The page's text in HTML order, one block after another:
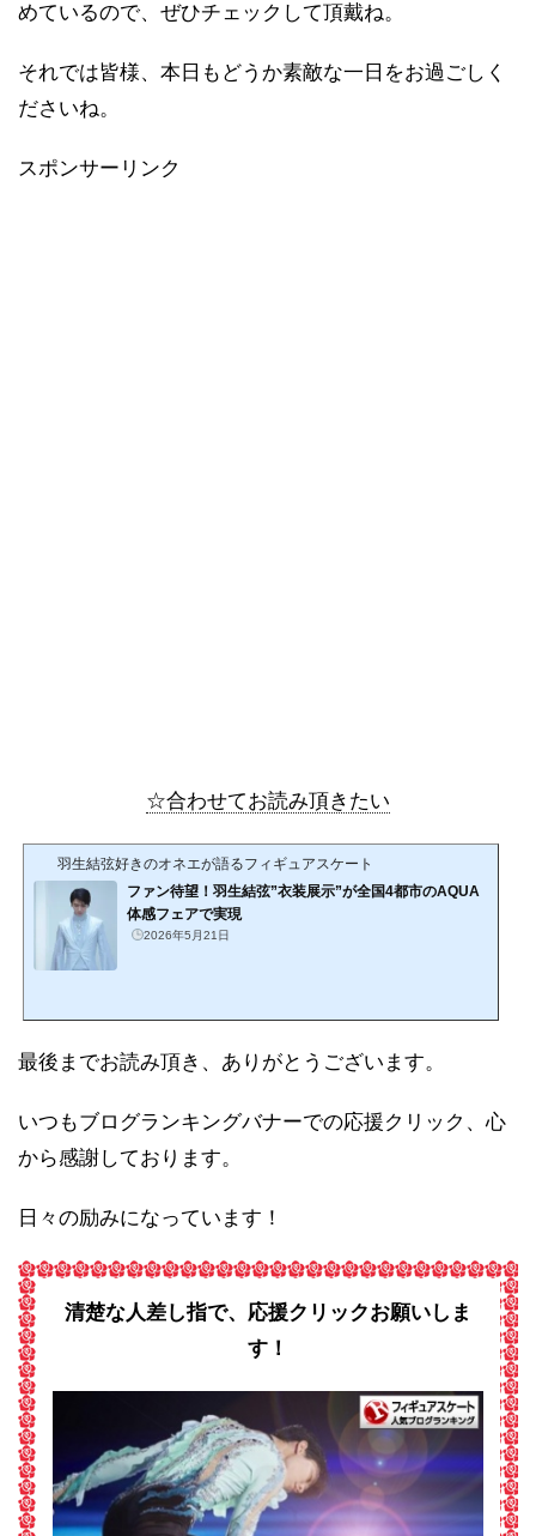
めているので、ぜひチェックして頂戴ね。
それでは皆様、本日もどうか素敵な一日をお過ごしく
ださいね。
スポンサーリンク
☆合わせてお読み頂きたい
羽生結弦好きのオネエが語るフィギュアスケート
ファン待望！羽生結弦”衣装展示”が全国4都市のAQUA
体感フェアで実現
2026年5月21日
最後までお読み頂き、ありがとうございます。
いつもブログランキングバナーでの応援クリック、心
から感謝しております。
日々の励みになっています！
清楚な人差し指で、応援クリックお願いしま
す！